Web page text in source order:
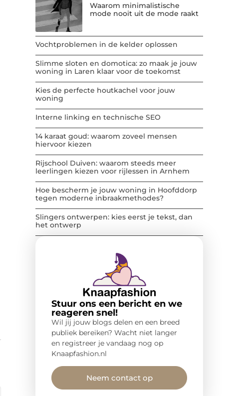
Waarom minimalistische
mode nooit uit de mode raakt
Vochtproblemen in de kelder oplossen
Slimme sloten en domotica: zo maak je jouw
woning in Laren klaar voor de toekomst
Kies de perfecte houtkachel voor jouw
woning
Interne linking en technische SEO
14 karaat goud: waarom zoveel mensen
hiervoor kiezen
Rijschool Duiven: waarom steeds meer
leerlingen kiezen voor rijlessen in Arnhem
Hoe bescherm je jouw woning in Hoofddorp
tegen moderne inbraakmethodes?
Slingers ontwerpen: kies eerst je tekst, dan
het ontwerp
Stuur ons een bericht en we
reageren snel!
Wil jij jouw blogs delen en een breed
publiek bereiken? Wacht niet langer
en registreer je vandaag nog op
Knaapfashion.nl
Neem contact op